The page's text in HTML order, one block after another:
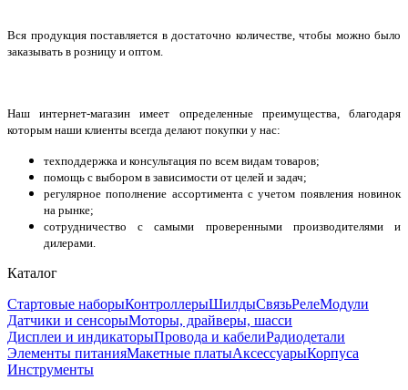
Вся продукция поставляется в достаточно количестве, чтобы можно было
заказывать в розницу и оптом.
Наш интернет-магазин имеет определенные преимущества, благодаря
которым наши клиенты всегда делают покупки у нас:
техподдержка и консультация по всем видам товаров;
помощь с выбором в зависимости от целей и задач;
регулярное пополнение ассортимента с учетом появления новинок
на рынке;
сотрудничество с самыми проверенными производителями и
дилерами.
Каталог
Стартовые наборыКонтроллерыШилдыСвязьРелеМодули
Датчики и сенсорыМоторы, драйверы, шасси
Дисплеи и индикаторыПровода и кабелиРадиодетали
Элементы питанияМакетные платыАксессуарыКорпуса
Инструменты